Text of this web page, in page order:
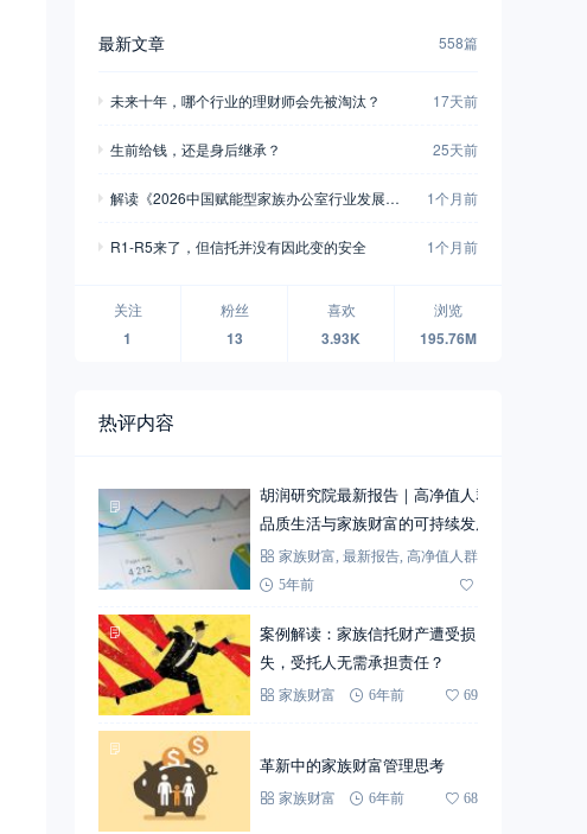
最新文章 558篇
未来十年，哪个行业的理财师会先被淘汰？ 17天前
生前给钱，还是身后继承？ 25天前
解读《2026中国赋能型家族办公室行业发展白
1个月前
R1-R5来了，但信托并没有因此变的安全 1个月前
关注
1
粉丝
13
喜欢
3.93K
浏览
195.76M
热评内容
胡润研究院最新报告｜高净值人群
品质生活与家族财富的可持续发展
家族财富 最新报告 高净值人群
5年前
案例解读：家族信托财产遭受损
失，受托人无需承担责任？
家族财富 6年前 69
革新中的家族财富管理思考
家族财富 6年前 68